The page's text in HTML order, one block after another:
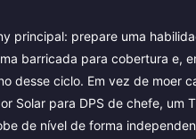
principal: prepare uma
barricada para cobertura e,
desse ciclo. Em vez de moer
Solar para DPS de chefe, um
de nível de forma